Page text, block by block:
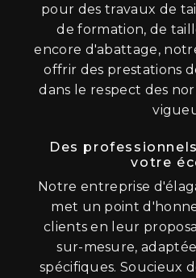
pour des travaux de
de formation, de
encore d'abattage,
offrir des prestations
dans le respect des
Des
votre
Notre entreprise
met un point
clients en leur
sur-mesure,
spécifiques. Soucieux